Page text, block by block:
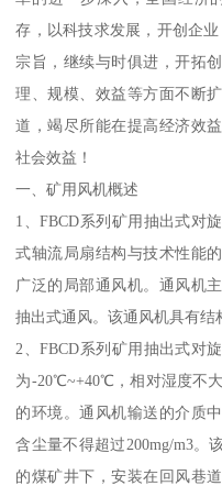
存，以科技求发展，开创企
宗旨，继续与时俱进，开拓
理、规模、效益等方面不断
道，竭尽所能在提高经济效
社会效益！
一、矿用风机概述
1、FBCD系列矿用抽出式对
式轴流局扇结构与技术性能
广泛的局部通风机。通风机
抽出式通风。该通风机具有结
2、FBCD系列矿用抽出式对
为-20℃~+40℃，相对湿度不
的环境。通风机输送的介质
含尘量不得超过200mg/m3。
的煤矿井下，安装在回风巷